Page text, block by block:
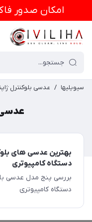
امكان صدور
سیویلیها / عدسی بلوکنترل
عدسی
بهترین عدسی های
دستگاه کامپیوتری
بررسی پنج مدل عدسی
دستگاه کامپیوتری